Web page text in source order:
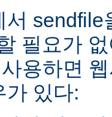
서
필요가
용하면
가 있다: